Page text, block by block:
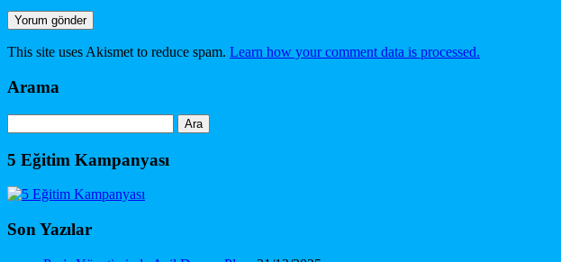
This site uses Akismet to reduce spam. Learn how your comment data is processed.
Arama
5 Eğitim Kampanyası
Son Yazılar